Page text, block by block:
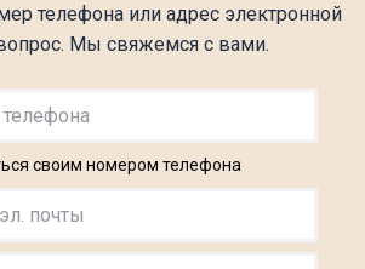
телефона или адрес электронной
Мы свяжемся с вами.
своим номером телефона